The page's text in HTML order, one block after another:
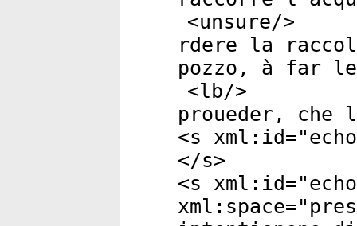
<unsure/>
rdere la
pozzo, à far
<lb/>
proueder, che
<s xml:id="
</s>
<s xml:id="
xml:space="